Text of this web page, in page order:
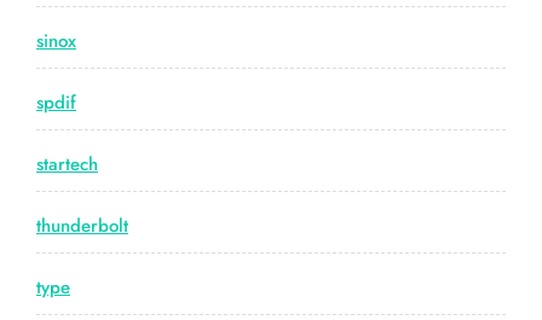
sinox
spdif
startech
thunderbolt
type